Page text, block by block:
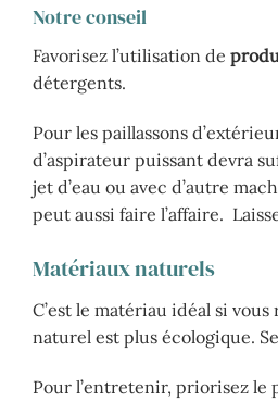
Notre conseil
Favorisez l’utilisation de
détergents.
Pour les paillassons
d’aspirateur puissant devra
jet d’eau ou avec d’autre
peut aussi faire l’affaire.
Matériaux naturels
C’est le matériau idéal si
naturel est plus écologique.
Pour l’entretenir, priorisez le